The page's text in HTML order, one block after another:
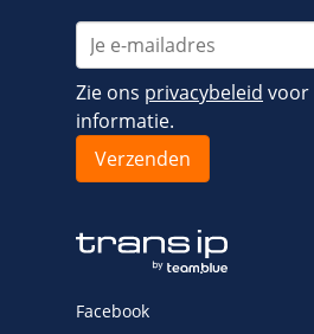
Zie ons privacybeleid voor
informatie.
Facebook